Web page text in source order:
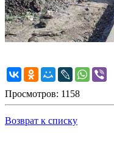
Просмотров: 1158
Возврат к списку